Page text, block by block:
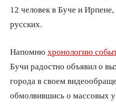
12 человек в Буче и
русских.
Напомню хронологию
Бучи радостно объявил о
города в своем
обмолвившись о массовых